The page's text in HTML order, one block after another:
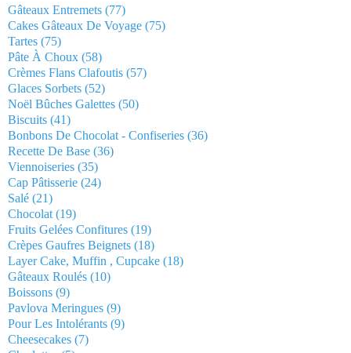
Gâteaux Entremets (77)
Cakes Gâteaux De Voyage (75)
Tartes (75)
Pâte À Choux (58)
Crèmes Flans Clafoutis (57)
Glaces Sorbets (52)
Noël Bûches Galettes (50)
Biscuits (41)
Bonbons De Chocolat - Confiseries (36)
Recette De Base (36)
Viennoiseries (35)
Cap Pâtisserie (24)
Salé (21)
Chocolat (19)
Fruits Gelées Confitures (19)
Crèpes Gaufres Beignets (18)
Layer Cake, Muffin , Cupcake (18)
Gâteaux Roulés (10)
Boissons (9)
Pavlova Meringues (9)
Pour Les Intolérants (9)
Cheesecakes (7)